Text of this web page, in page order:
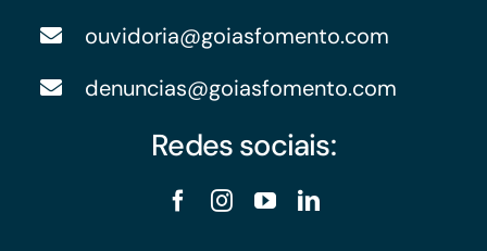
ouvidoria@goiasfomento.com
denuncias@goiasfomento.com
Redes sociais: